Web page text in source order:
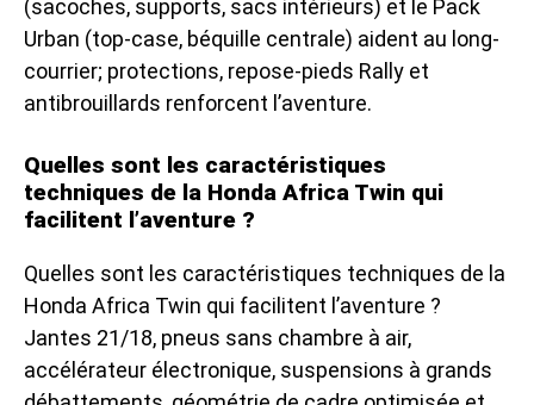
(sacoches, supports, sacs intérieurs) et le Pack
Urban (top-case, béquille centrale) aident au long-
courrier; protections, repose-pieds Rally et
antibrouillards renforcent l’aventure.
Quelles sont les caractéristiques
techniques de la Honda Africa Twin qui
facilitent l’aventure ?
Quelles sont les caractéristiques techniques de la
Honda Africa Twin qui facilitent l’aventure ?
Jantes 21/18, pneus sans chambre à air,
accélérateur électronique, suspensions à grands